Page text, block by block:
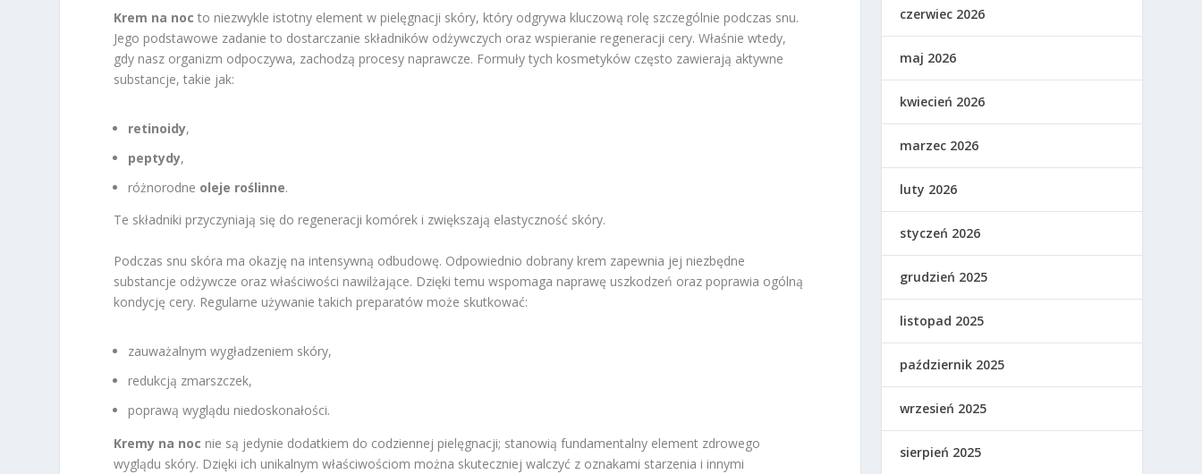
Krem na noc to niezwykle istotny element w pielęgnacji skóry, który odgrywa kluczową rolę szczególnie podczas snu.
Jego podstawowe zadanie to dostarczanie składników odżywczych oraz wspieranie regeneracji cery. Właśnie wtedy,
gdy nasz organizm odpoczywa, zachodzą procesy naprawcze. Formuły tych kosmetyków często zawierają aktywne
substancje, takie jak:
retinoidy,
peptydy,
różnorodne oleje roślinne.
Te składniki przyczyniają się do regeneracji komórek i zwiększają elastyczność skóry.
Podczas snu skóra ma okazję na intensywną odbudowę. Odpowiednio dobrany krem zapewnia jej niezbędne
substancje odżywcze oraz właściwości nawilżające. Dzięki temu wspomaga naprawę uszkodzeń oraz poprawia ogólną
kondycję cery. Regularne używanie takich preparatów może skutkować:
zauważalnym wygładzeniem skóry,
redukcją zmarszczek,
poprawą wyglądu niedoskonałości.
Kremy na noc nie są jedynie dodatkiem do codziennej pielęgnacji; stanowią fundamentalny element zdrowego
wyglądu skóry. Dzięki ich unikalnym właściwościom można skuteczniej walczyć z oznakami starzenia i innymi
czerwiec 2026
maj 2026
kwiecień 2026
marzec 2026
luty 2026
styczeń 2026
grudzień 2025
listopad 2025
październik 2025
wrzesień 2025
sierpień 2025